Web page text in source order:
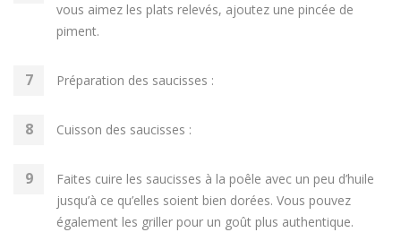
vous aimez les plats relevés, ajoutez une pincée de
piment.
Préparation des saucisses :
Cuisson des saucisses :
Faites cuire les saucisses à la poêle avec un peu d’huile
jusqu’à ce qu’elles soient bien dorées. Vous pouvez
également les griller pour un goût plus authentique.